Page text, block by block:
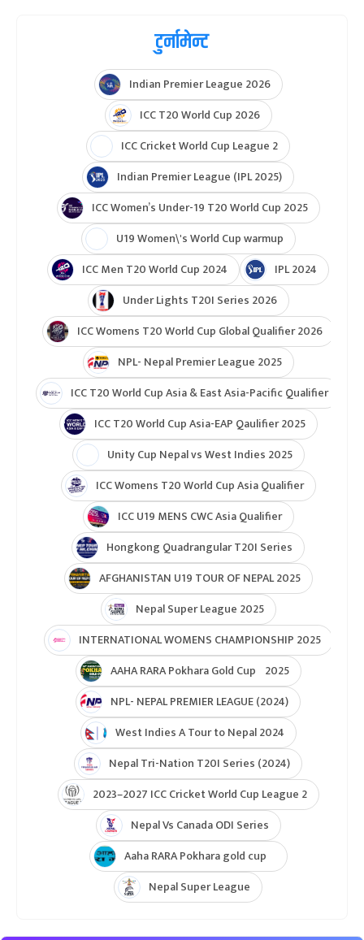
टुर्नामेन्ट
Indian Premier League 2026
ICC T20 World Cup 2026
ICC Cricket World Cup League 2
Indian Premier League (IPL 2025)
ICC Women’s Under-19 T20 World Cup 2025
U19 Women\'s World Cup warmup
ICC Men T20 World Cup 2024
IPL 2024
Under Lights T20I Series 2026
ICC Womens T20 World Cup Global Qualifier 2026
NPL- Nepal Premier League 2025
ICC T20 World Cup Asia & East Asia-Pacific Qualifier
ICC T20 World Cup Asia-EAP Qaulifier 2025
Unity Cup Nepal vs West Indies 2025
ICC Womens T20 World Cup Asia Qualifier
ICC U19 MENS CWC Asia Qualifier
Hongkong Quadrangular T20I Series
AFGHANISTAN U19 TOUR OF NEPAL 2025
Nepal Super League 2025
INTERNATIONAL WOMENS CHAMPIONSHIP 2025
AAHA RARA Pokhara Gold Cup 2025
NPL- NEPAL PREMIER LEAGUE (2024)
West Indies A Tour to Nepal 2024
Nepal Tri-Nation T20I Series (2024)
2023–2027 ICC Cricket World Cup League 2
Nepal Vs Canada ODI Series
Aaha RARA Pokhara gold cup
Nepal Super League